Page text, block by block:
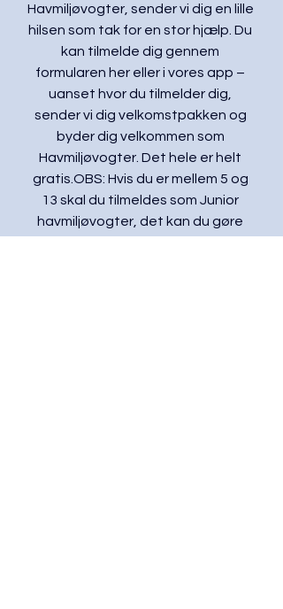
Havmiljøvogter, sender vi dig en lille
hilsen som tak for en stor hjælp. Du
kan tilmelde dig gennem
formularen her eller i vores app –
uanset hvor du tilmelder dig,
sender vi dig velkomstpakken og
byder dig velkommen som
Havmiljøvogter. Det hele er helt
gratis.OBS: Hvis du er mellem 5 og
13 skal du tilmeldes som Junior
havmiljøvogter, det kan du gøre